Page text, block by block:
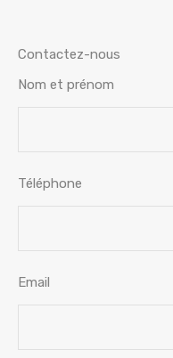
Contactez-nous
Nom et prénom
Téléphone
Email